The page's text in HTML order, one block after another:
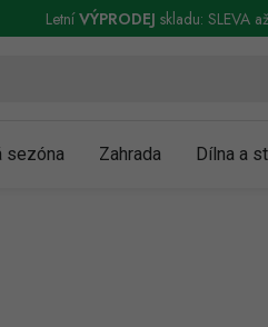
a reklamace Podmínky ochrany
LetníVÝPRODEJ skladu: SLEVA až
sezóna Zahrada Dílna a